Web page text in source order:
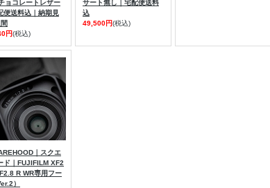
ョコレートレザー
便送料込｜納期見
円(税込)
サート無し｜宅配便送料
込
49,500円(税込)
｜スクエ
ド｜FUJIFILM XF2
R WR専用フー
）